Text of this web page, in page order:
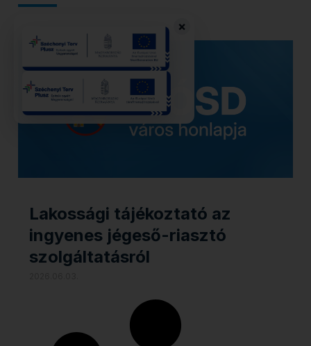
×
Lakossági tájékoztató az
ingyenes jégeső-riasztó
szolgáltatásról